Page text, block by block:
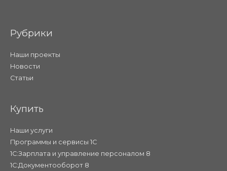
Рубрики
Наши проекты
Новости
Статьи
Купить
Наши услуги
Программы и сервисы 1С
1С:Зарплата и управление персоналом 8
1С:Документооборот 8